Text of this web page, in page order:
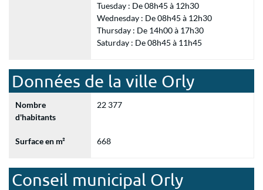
Tuesday : De 08h45 à 12h30
Wednesday : De 08h45 à 12h30
Thursday : De 14h00 à 17h30
Saturday : De 08h45 à 11h45
Données de la ville Orly
Nombre
d'habitants
22 377
Surface en m² 668
Conseil municipal Orly